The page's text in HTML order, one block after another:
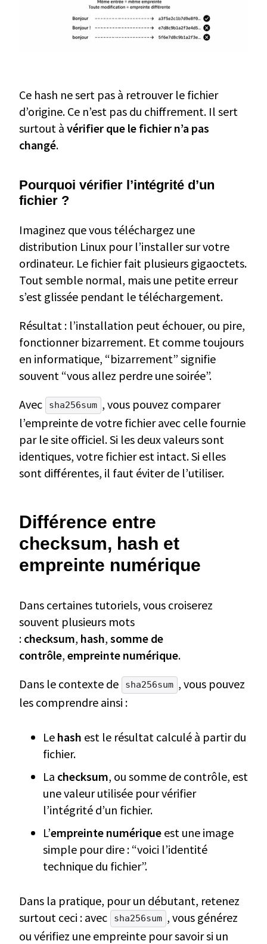
Ce hash ne sert pas à retrouver le fichier
d’origine. Ce n’est pas du chiffrement. Il sert
surtout à vérifier que le fichier n’a pas
changé.
Pourquoi vérifier l’intégrité d’un
fichier ?
Imaginez que vous téléchargez une
distribution Linux pour l’installer sur votre
ordinateur. Le fichier fait plusieurs gigaoctets.
Tout semble normal, mais une petite erreur
s’est glissée pendant le téléchargement.
Résultat : l’installation peut échouer, ou pire,
fonctionner bizarrement. Et comme toujours
en informatique, “bizarrement” signifie
souvent “vous allez perdre une soirée”.
Avec
sha256sum , vous pouvez comparer
l’empreinte de votre fichier avec celle fournie
par le site officiel. Si les deux valeurs sont
identiques, votre fichier est intact. Si elles
sont différentes, il faut éviter de l’utiliser.
Différence entre
checksum, hash et
empreinte numérique
Dans certaines tutoriels, vous croiserez
souvent plusieurs mots
: checksum, hash, somme de
contrôle, empreinte numérique.
Dans le contexte de
sha256sum , vous pouvez
les comprendre ainsi :
Le hash est le résultat calculé à partir du
fichier.
La checksum, ou somme de contrôle, est
une valeur utilisée pour vérifier
l’intégrité d’un fichier.
L’empreinte numérique est une image
simple pour dire : “voici l’identité
technique du fichier”.
Dans la pratique, pour un débutant, retenez
surtout ceci : avec
sha256sum , vous générez
ou vérifiez une empreinte pour savoir si un